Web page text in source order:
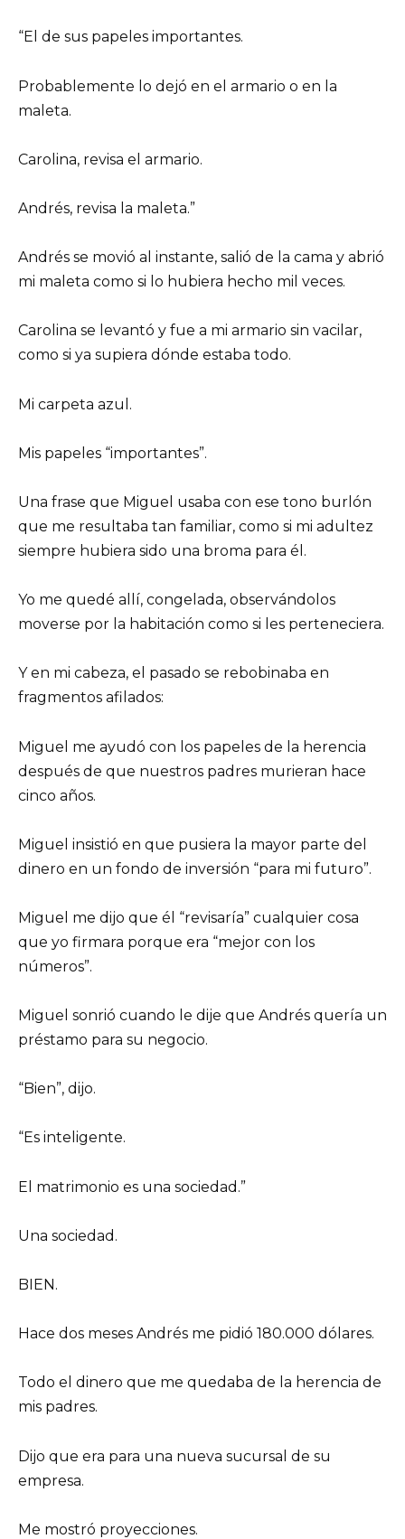
“El de sus papeles importantes.
Probablemente lo dejó en el armario o en la
maleta.
Carolina, revisa el armario.
Andrés, revisa la maleta.”
Andrés se movió al instante, salió de la cama y abrió
mi maleta como si lo hubiera hecho mil veces.
Carolina se levantó y fue a mi armario sin vacilar,
como si ya supiera dónde estaba todo.
Mi carpeta azul.
Mis papeles “importantes”.
Una frase que Miguel usaba con ese tono burlón
que me resultaba tan familiar, como si mi adultez
siempre hubiera sido una broma para él.
Yo me quedé allí, congelada, observándolos
moverse por la habitación como si les perteneciera.
Y en mi cabeza, el pasado se rebobinaba en
fragmentos afilados:
Miguel me ayudó con los papeles de la herencia
después de que nuestros padres murieran hace
cinco años.
Miguel insistió en que pusiera la mayor parte del
dinero en un fondo de inversión “para mi futuro”.
Miguel me dijo que él “revisaría” cualquier cosa
que yo firmara porque era “mejor con los
números”.
Miguel sonrió cuando le dije que Andrés quería un
préstamo para su negocio.
“Bien”, dijo.
“Es inteligente.
El matrimonio es una sociedad.”
Una sociedad.
BIEN.
Hace dos meses Andrés me pidió 180.000 dólares.
Todo el dinero que me quedaba de la herencia de
mis padres.
Dijo que era para una nueva sucursal de su
empresa.
Me mostró proyecciones.